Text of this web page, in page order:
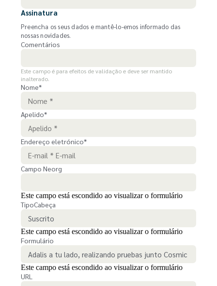
Assinatura
Preencha os seus dados e mantê-lo-emos informado das
nossas novidades.
Comentários
Este campo é para efeitos de validação e deve ser mantido
inalterado.
Nome*
Apelido*
Endereço eletrónico*
Campo Neorg
Este campo está escondido ao visualizar o formulário
TipoCabeça
Este campo está escondido ao visualizar o formulário
Formulário
Este campo está escondido ao visualizar o formulário
URL